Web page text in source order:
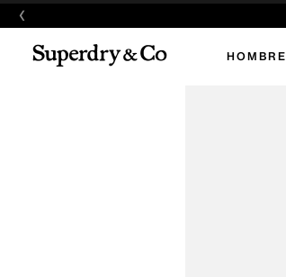
‹
HOMBRE